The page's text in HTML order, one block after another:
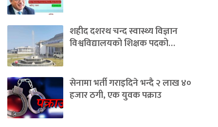
शहीद दशरथ चन्द स्वास्थ्य विज्ञान
विश्वविद्यालयको शिक्षक पदको…
सेनामा भर्ती गराइदिने भन्दै २ लाख ४०
हजार ठगी, एक युवक पक्राउ